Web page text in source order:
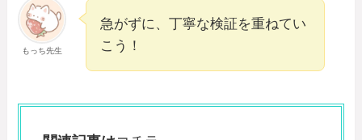
もっち先生
急がずに、丁寧な検証を重ねてい
こう！